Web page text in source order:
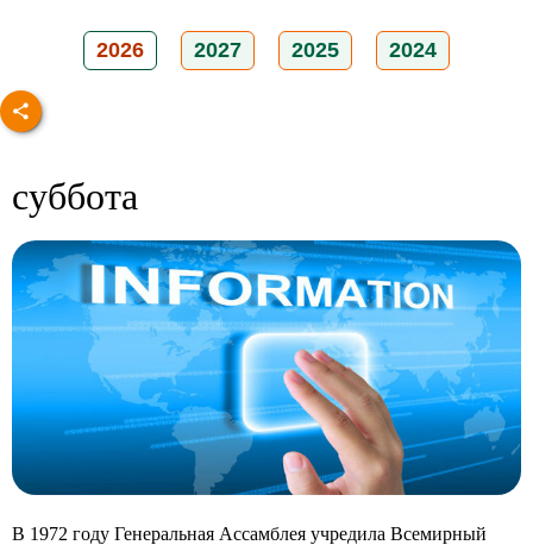
2026 2027 2025 2024
суббота
В 1972 году Генеральная Ассамблея учредила Всемирный